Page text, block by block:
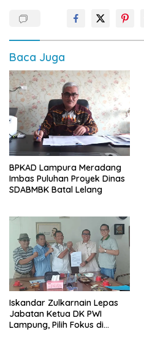
Baca Juga
BPKAD Lampura Meradang
Imbas Puluhan Proyek Dinas
SDABMBK Batal Lelang
Iskandar Zulkarnain Lepas
Jabatan Ketua DK PWI
Lampung, Pilih Fokus di